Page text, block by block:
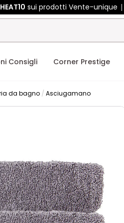
HEAT10 sui prodotti Vente-unique
Consigli Corner Prestige
da bagno Asciugamano